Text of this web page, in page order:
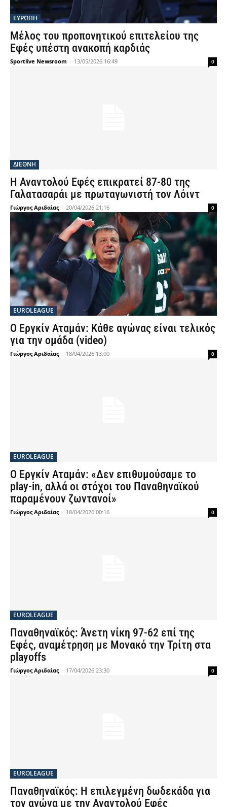
ΕΥΡΩΠΗ
Μέλος του προπονητικού επιτελείου της
Εφές υπέστη ανακοπή καρδιάς
Sportlive Newsroom - 13/05/2026 16:49 0
ΔΙΕΘΝΗ
Η Αναντολού Εφές επικρατεί 87-80 της
Γαλατασαράι με πρωταγωνιστή τον Λόιντ
Γιώργος Αριδαίας - 20/04/2026 21:16 0
EUROLEAGUE
Ο Εργκίν Αταμάν: Κάθε αγώνας είναι τελικός
για την ομάδα (video)
Γιώργος Αριδαίας - 18/04/2026 13:00 0
EUROLEAGUE
Ο Εργκίν Αταμάν: «Δεν επιθυμούσαμε το
play-in, αλλά οι στόχοι του Παναθηναϊκού
παραμένουν ζωντανοί»
Γιώργος Αριδαίας - 18/04/2026 00:16 0
EUROLEAGUE
Παναθηναϊκός: Άνετη νίκη 97-62 επί της
Εφές, αναμέτρηση με Μονακό την Τρίτη στα
playoffs
Γιώργος Αριδαίας - 17/04/2026 23:30 0
EUROLEAGUE
Παναθηναϊκός: Η επιλεγμένη δωδεκάδα για
τον αγώνα με την Αναντολού Εφές